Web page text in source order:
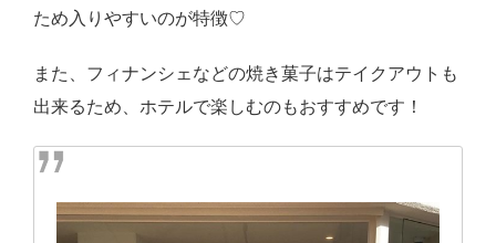
ため入りやすいのが特徴♡
また、フィナンシェなどの焼き菓子はテイクアウトも
出来るため、ホテルで楽しむのもおすすめです！